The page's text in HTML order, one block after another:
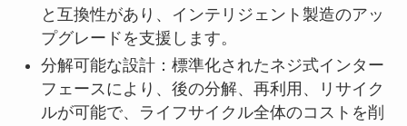
と互換性があり、インテリジェント製造のアッ
プグレードを支援します。
分解可能な設計：標準化されたネジ式インター
フェースにより、後の分解、再利用、リサイク
ルが可能で、ライフサイクル全体のコストを削